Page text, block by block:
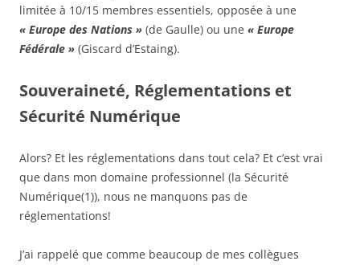
limitée à 10/15 membres essentiels, opposée à une
« Europe des Nations » (de Gaulle) ou une « Europe
Fédérale » (Giscard d’Estaing).
Souveraineté, Réglementations et
Sécurité Numérique
Alors? Et les réglementations dans tout cela? Et c’est vrai
que dans mon domaine professionnel (la Sécurité
Numérique(1)), nous ne manquons pas de
réglementations!
J’ai rappelé que comme beaucoup de mes collègues